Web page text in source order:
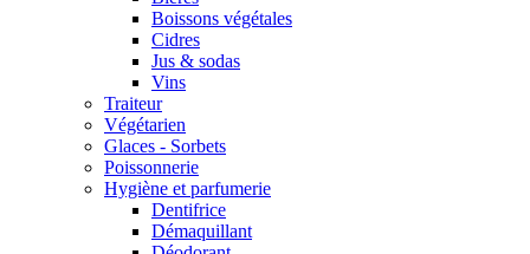
Boissons végétales
Cidres
Jus & sodas
Vins
Traiteur
Végétarien
Glaces - Sorbets
Poissonnerie
Hygiène et parfumerie
Dentifrice
Démaquillant